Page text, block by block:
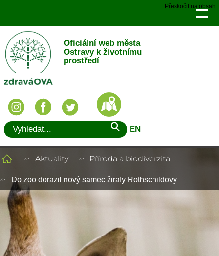
Přeskočit na obsah
Oficiální web města
Ostravy k životnímu
prostředí
EN
Aktuality Příroda a biodiverzita
Do zoo dorazil nový samec žirafy Rothschildovy